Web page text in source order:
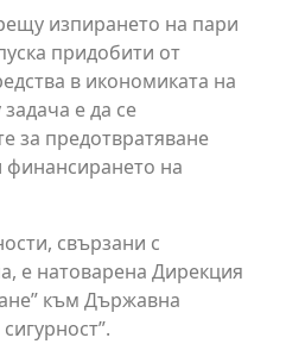
изпирането на пари
придобити от
в икономиката на
е да се
за предотвратяване
финансирането на
свързани с
е натоварена Дирекция
към Държавна